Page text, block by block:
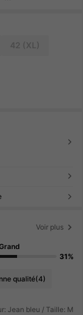
Voir plus
31%
qualité(4)
Jean bleu / Taille: M